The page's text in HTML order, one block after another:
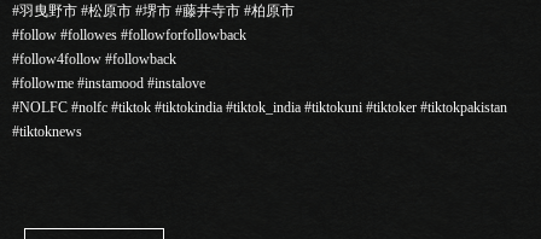
#羽曳野市 #松原市 #堺市 #藤井寺市 #柏原市
#follow #followes #followforfollowback
#follow4follow #followback
#followme #instamood #instalove
#NOLFC #nolfc #tiktok #tiktokindia #tiktok_india #tiktokuni #tiktoker #tiktokpakistan
#tiktoknews